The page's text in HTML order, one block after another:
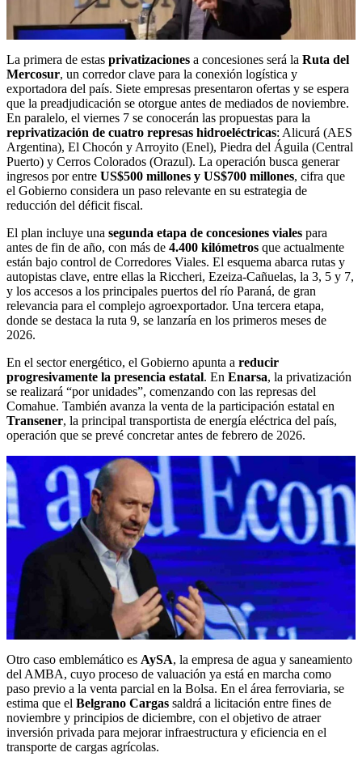
La primera de estas privatizaciones a concesiones será la Ruta del
Mercosur, un corredor clave para la conexión logística y
exportadora del país. Siete empresas presentaron ofertas y se espera
que la preadjudicación se otorgue antes de mediados de noviembre.
En paralelo, el viernes 7 se conocerán las propuestas para la
reprivatización de cuatro represas hidroeléctricas: Alicurá (AES
Argentina), El Chocón y Arroyito (Enel), Piedra del Águila (Central
Puerto) y Cerros Colorados (Orazul). La operación busca generar
ingresos por entre US$500 millones y US$700 millones, cifra que
el Gobierno considera un paso relevante en su estrategia de
reducción del déficit fiscal.
El plan incluye una segunda etapa de concesiones viales para
antes de fin de año, con más de 4.400 kilómetros que actualmente
están bajo control de Corredores Viales. El esquema abarca rutas y
autopistas clave, entre ellas la Riccheri, Ezeiza-Cañuelas, la 3, 5 y 7,
y los accesos a los principales puertos del río Paraná, de gran
relevancia para el complejo agroexportador. Una tercera etapa,
donde se destaca la ruta 9, se lanzaría en los primeros meses de
2026.
En el sector energético, el Gobierno apunta a reducir
progresivamente la presencia estatal. En Enarsa, la privatización
se realizará “por unidades”, comenzando con las represas del
Comahue. También avanza la venta de la participación estatal en
Transener, la principal transportista de energía eléctrica del país,
operación que se prevé concretar antes de febrero de 2026.
Otro caso emblemático es AySA, la empresa de agua y saneamiento
del AMBA, cuyo proceso de valuación ya está en marcha como
paso previo a la venta parcial en la Bolsa. En el área ferroviaria, se
estima que el Belgrano Cargas saldrá a licitación entre fines de
noviembre y principios de diciembre, con el objetivo de atraer
inversión privada para mejorar infraestructura y eficiencia en el
transporte de cargas agrícolas.